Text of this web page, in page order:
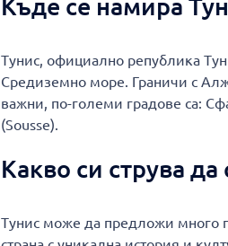
Тунис, официално република
Средиземно море. Граничи с
важни, по-големи градове са:
(Sousse).
Какво си струва
Тунис може да предложи много